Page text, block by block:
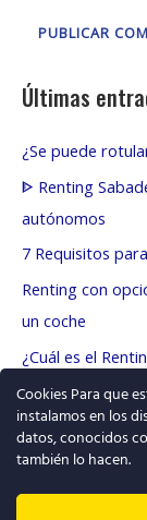
Últimas
¿Se puede
ᐈ Renting
autónomos
7 Requisitos
Renting con
un coche
¿Cuál es el
Cookies Para que
instalamos en los
datos, conocidos
también lo hacen.